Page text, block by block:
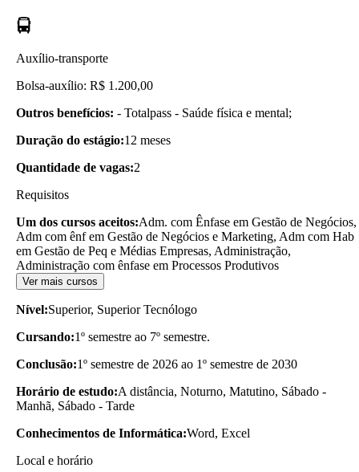
Auxílio-transporte
Bolsa-auxílio: R$ 1.200,00
Outros benefícios: - Totalpass - Saúde física e mental;
Duração do estágio:12 meses
Quantidade de vagas:2
Requisitos
Um dos cursos aceitos:Adm. com Ênfase em Gestão de Negócios,
Adm com ênf em Gestão de Negócios e Marketing, Adm com Hab
em Gestão de Peq e Médias Empresas, Administração,
Administração com ênfase em Processos Produtivos
Ver mais cursos
Nível:Superior, Superior Tecnólogo
Cursando:1º semestre ao 7º semestre.
Conclusão:1º semestre de 2026 ao 1º semestre de 2030
Horário de estudo:A distância, Noturno, Matutino, Sábado -
Manhã, Sábado - Tarde
Conhecimentos de Informática:Word, Excel
Local e horário